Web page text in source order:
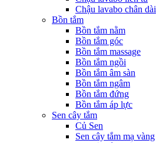
Chậu lavabo chân dài
Bồn tắm
Bồn tắm nằm
Bồn tắm góc
Bồn tắm massage
Bồn tắm ngồi
Bồn tắm âm sàn
Bồn tắm ngâm
Bồn tắm đứng
Bồn tắm áp lực
Sen cây tắm
Củ Sen
Sen cây tắm mạ vàng